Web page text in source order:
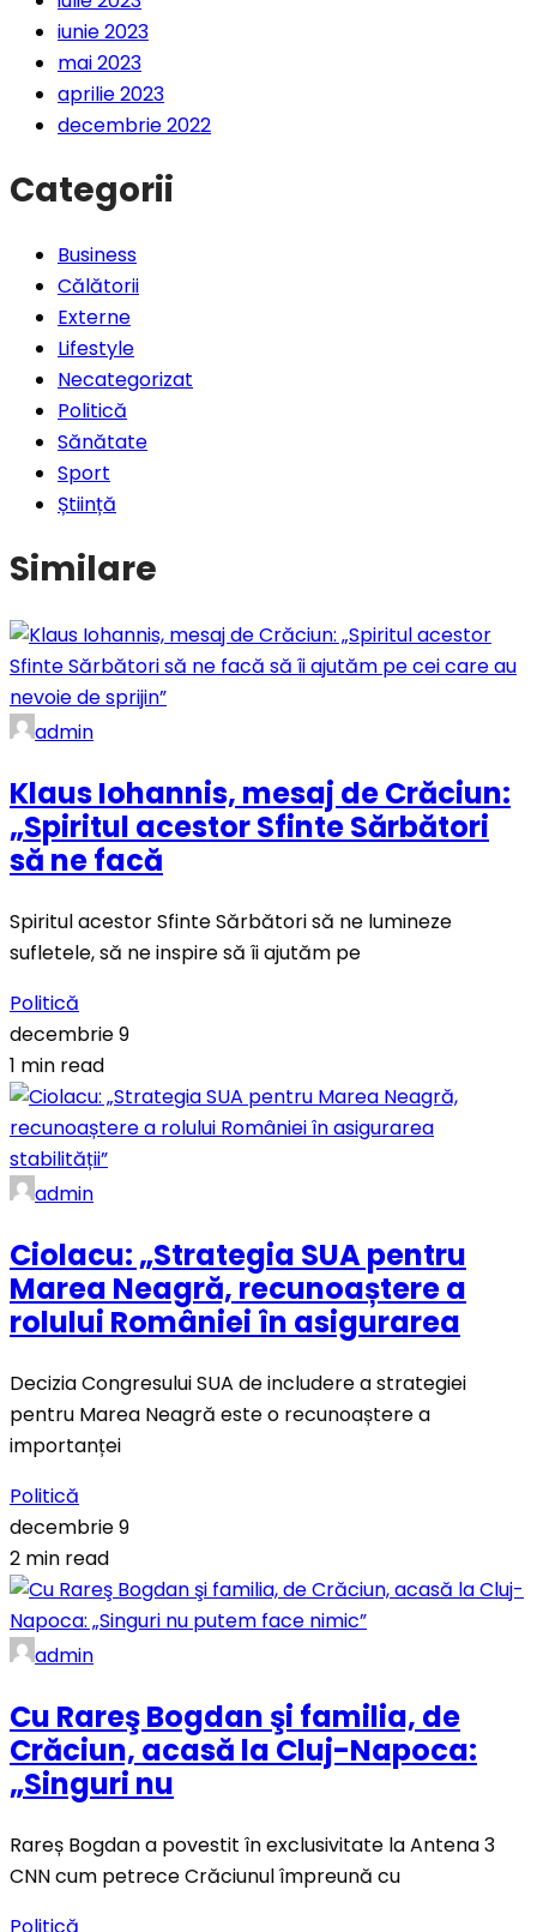
iunie 2023
mai 2023
aprilie 2023
decembrie 2022
Categorii
Business
Călătorii
Externe
Lifestyle
Necategorizat
Politică
Sănătate
Sport
Știință
Similare
admin
Klaus Iohannis, mesaj de Crăciun:
„Spiritul acestor Sfinte Sărbători
să ne facă
Spiritul acestor Sfinte Sărbători să ne lumineze
sufletele, să ne inspire să îi ajutăm pe
Politică
decembrie 9
1 min read
admin
Ciolacu: „Strategia SUA pentru
Marea Neagră, recunoaștere a
rolului României în asigurarea
Decizia Congresului SUA de includere a strategiei
pentru Marea Neagră este o recunoaștere a
importanței
Politică
decembrie 9
2 min read
admin
Cu Rareş Bogdan şi familia, de
Crăciun, acasă la Cluj-Napoca:
„Singuri nu
Rareș Bogdan a povestit în exclusivitate la Antena 3
CNN cum petrece Crăciunul împreună cu
Politică